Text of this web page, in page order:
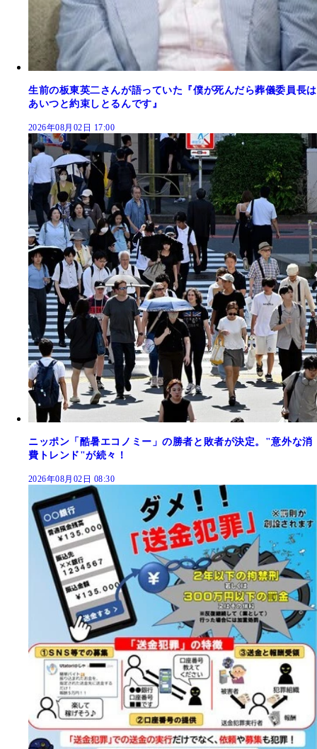
生前の板東英二さんが語っていた『僕が死んだら葬儀委員長は
あいつと約束しとるんです』
2026年08月02日 17:00
ニッポン「酷暑エコノミー」の勝者と敗者が決定。"意外な消
費トレンド"が続々！
2026年08月02日 08:30